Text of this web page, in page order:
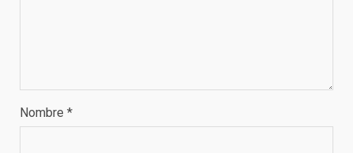
Nombre *